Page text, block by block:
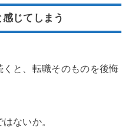
じてしまう
と、転職そのものを後悔
ないか。